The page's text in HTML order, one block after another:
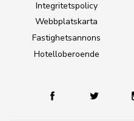
Integritetspolicy
Webbplatskarta
Fastighetsannons
Hotelloberoende